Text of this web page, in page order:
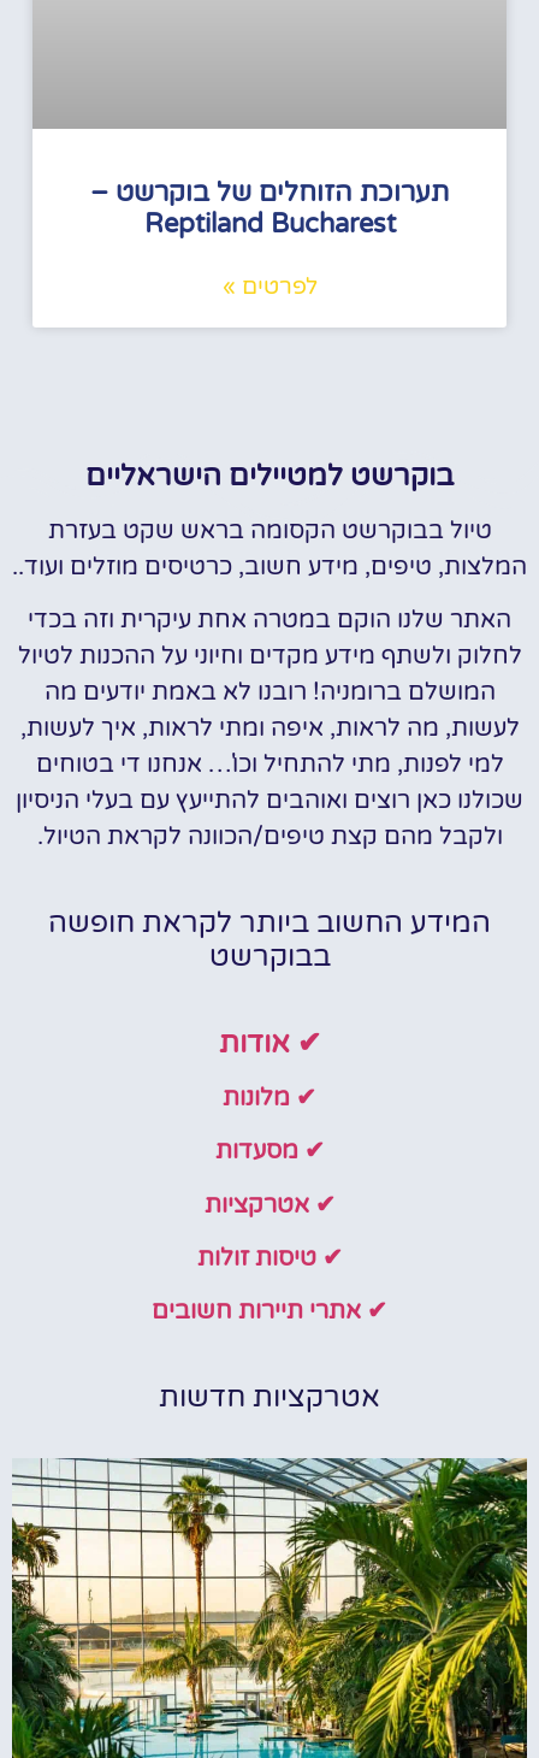
תערוכת הזוחלים של בוקרשט –
Reptiland Bucharest
לפרטים »
בוקרשט למטיילים הישראליים
טיול בבוקרשט הקסומה בראש שקט בעזרת
המלצות, טיפים, מידע חשוב, כרטיסים מוזלים ועוד..
האתר שלנו הוקם במטרה אחת עיקרית וזה בכדי
לחלוק ולשתף מידע מקדים וחיוני על ההכנות לטיול
המושלם ברומניה! רובנו לא באמת יודעים מה
לעשות, מה לראות, איפה ומתי לראות, איך לעשות,
למי לפנות, מתי להתחיל וכו'… אנחנו די בטוחים
שכולנו כאן רוצים ואוהבים להתייעץ עם בעלי הניסיון
ולקבל מהם קצת טיפים/הכוונה לקראת הטיול.
המידע החשוב ביותר לקראת חופשה
בבוקרשט
✔ אודות
✔ מלונות
✔ מסעדות
✔ אטרקציות
✔ טיסות זולות
✔ אתרי תיירות חשובים
אטרקציות חדשות